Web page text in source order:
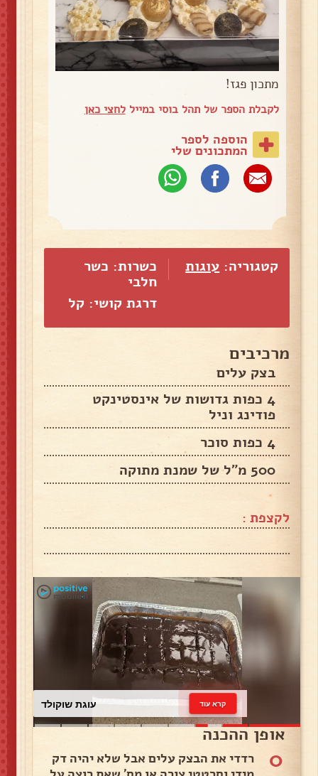
מתכון פגז!
לקבלת הספר של תהל בוסי במייללחצי כאן
הוספה לספר
המתכונים שלי
קטגוריה: עוגות
כשרות: כשר
חלבי
דרגת קושי: קל
מרכיבים
בצק עלים
4 כפות גדושות של אינסטינקט
פודינג וניל
4 כפות סוכר
500 מ"ל של שמנת מתוקה
לקצפת :
עוגת שוקולד קרא עוד
אופן ההכנה
0
רדדי את הבצק עלים אבל שלא יהיה דק